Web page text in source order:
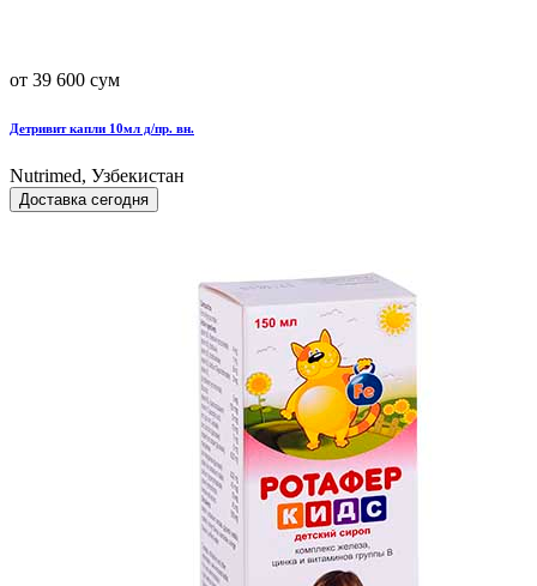
от 39 600 сум
Детривит капли 10мл д/пр. вн.
Nutrimed, Узбекистан
Доставка сегодня